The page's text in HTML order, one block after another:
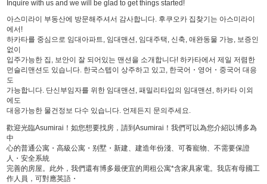
Inquire with us and we will be glad to get things started!
아스미라이 부동산에 방문해주셔서 감사합니다. 후쿠오카 집찾기는 아스미라이
에서!
하카타를 중심으로 임대아파트, 임대맨션, 임대주택, 신축, 애완동물 가능, 보증인
없이
입주가능한 집, 보안이 잘 되어있는 맨션을 소개합니다! 하카타에서 제일 저렴한
먼슬리맨션도 있습니다. 한국스텝이 상주하고 있고, 한국어・영어・중국어 대응
도
가능합니다. 단신부임자를 위한 임대맨션, 패밀리타입의 임대맨션, 하카타 이외
에도
대응가능한 물건정보 다수 있습니다. 언제든지 문의주세요.
歡迎光臨Asumirai！如您想要找房，請到Asumirai！我們可以為您介紹以博多為
中
心的普通公寓・高級公寓・别墅・新建、建造年份淺、可養寵物、不需要保證
人・安全系統
完善的房屋。此外，我們還有博多最便宜的周租公寓*含家具家電。我店有母國工
作人員，可對應英語・